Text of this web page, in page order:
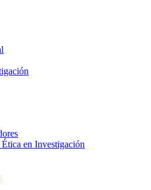
en Investigación